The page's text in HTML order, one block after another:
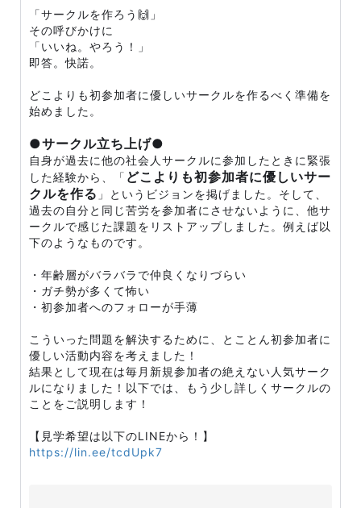
「サークルを作ろう🙌」
その呼びかけに
「いいね。やろう！」
即答。快諾。
どこよりも初参加者に優しいサークルを作るべく準備を
始めました。
●サークル立ち上げ●
自身が過去に他の社会人サークルに参加したときに緊張
した経験から、「 どこよりも初参加者に優しいサー
クルを作る 」というビジョンを掲げました。そして、
過去の自分と同じ苦労を参加者にさせないように、他サ
ークルで感じた課題をリストアップしました。例えば以
下のようなものです。
・年齢層がバラバラで仲良くなりづらい
・ガチ勢が多くて怖い
・初参加者へのフォローが手薄
こういった問題を解決するために、とことん初参加者に
優しい活動内容を考えました！
結果として現在は毎月新規参加者の絶えない人気サーク
ルになりました！以下では、もう少し詳しくサークルの
ことをご説明します！
【見学希望は以下のLINEから！】
https://lin.ee/tcdUpk7